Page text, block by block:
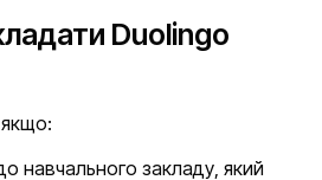
Duolingo
навчального закладу, який